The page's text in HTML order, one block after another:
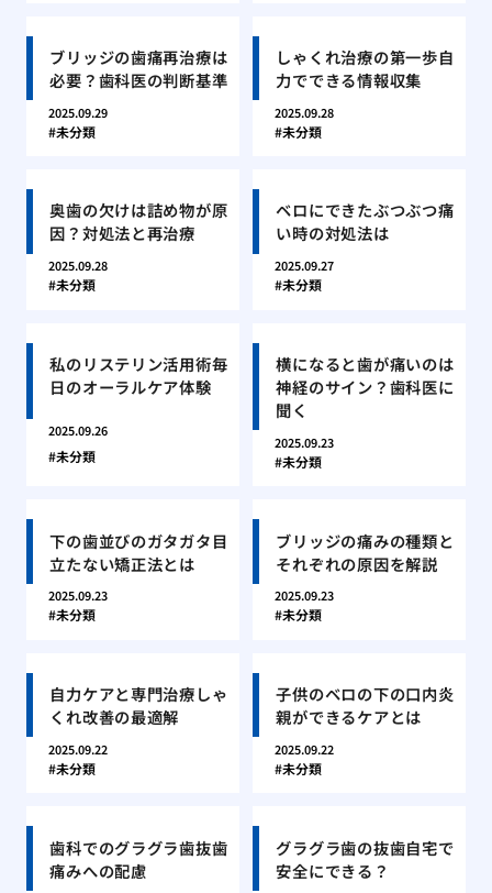
ブリッジの歯痛再治療は
必要？歯科医の判断基準
2025.09.29
未分類
しゃくれ治療の第一歩自
力でできる情報収集
2025.09.28
未分類
奥歯の欠けは詰め物が原
因？対処法と再治療
2025.09.28
未分類
ベロにできたぶつぶつ痛
い時の対処法は
2025.09.27
未分類
私のリステリン活用術毎
日のオーラルケア体験
2025.09.26
未分類
横になると歯が痛いのは
神経のサイン？歯科医に
聞く
2025.09.23
未分類
下の歯並びのガタガタ目
立たない矯正法とは
2025.09.23
未分類
ブリッジの痛みの種類と
それぞれの原因を解説
2025.09.23
未分類
自力ケアと専門治療しゃ
くれ改善の最適解
2025.09.22
未分類
子供のベロの下の口内炎
親ができるケアとは
2025.09.22
未分類
歯科でのグラグラ歯抜歯
痛みへの配慮
グラグラ歯の抜歯自宅で
安全にできる？